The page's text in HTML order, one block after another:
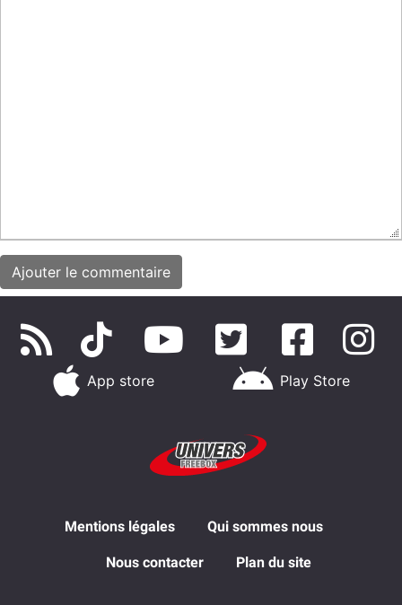
App store Play Store
Mentions légales Qui sommes nous
Nous contacter Plan du site